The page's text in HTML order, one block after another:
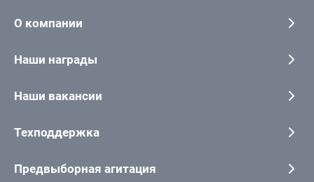
О компании
Наши награды
Наши вакансии
Техподдержка
Предвыборная агитация